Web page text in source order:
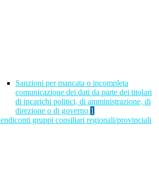
Sanzioni per mancata o incompleta
comunicazione dei dati da parte dei titolari
di incarichi politici, di amministrazione, di
direzione o di governo 1
gruppi consiliari regionali/provinciali